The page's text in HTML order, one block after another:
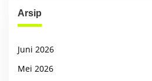
Arsip
Juni 2026
Mei 2026